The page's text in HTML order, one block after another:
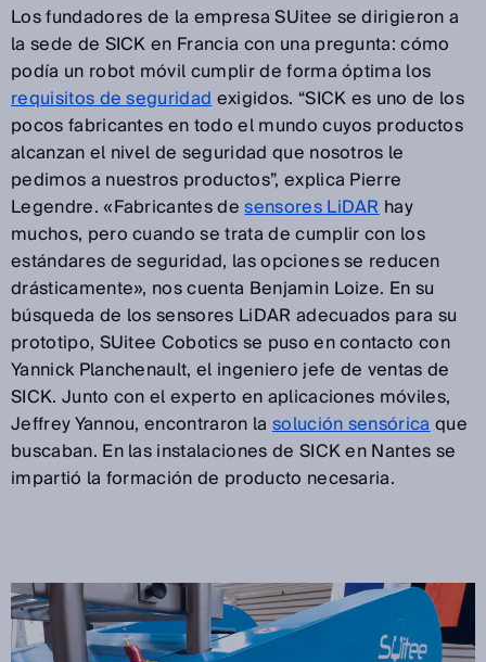
Los fundadores de la empresa SUitee se dirigieron a
la sede de SICK en Francia con una pregunta: cómo
podía un robot móvil cumplir de forma óptima los
requisitos de seguridadexigidos. “SICK es uno de los
pocos fabricantes en todo el mundo cuyos productos
alcanzan el nivel de seguridad que nosotros le
pedimos a nuestros productos”, explica Pierre
Legendre. «Fabricantes desensores LiDARhay
muchos, pero cuando se trata de cumplir con los
estándares de seguridad, las opciones se reducen
drásticamente», nos cuenta Benjamin Loize. En su
búsqueda de los sensores LiDAR adecuados para su
prototipo, SUitee Cobotics se puso en contacto con
Yannick Planchenault, el ingeniero jefe de ventas de
SICK. Junto con el experto en aplicaciones móviles,
Jeffrey Yannou, encontraron la solución sensóricaque
buscaban. En las instalaciones de SICK en Nantes se
impartió la formación de producto necesaria.